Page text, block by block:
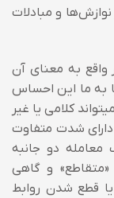
و مبادلات
واقع به معنای آن
به ما این احساس
کلامی یا غیر
شدت متفاوت
معامله دو جانبه
و گاهی
قطع شدن روابط